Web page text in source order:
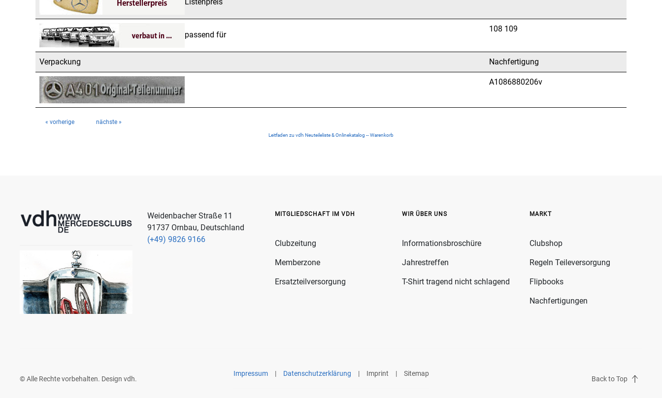
passend für
108 109
Verpackung Nachfertigung
A1086880206v
« vorherige nächste »
Leitfaden zu vdh Neuteileliste & Onlinekatalog -- Warenkorb
Weidenbacher Straße 11
91737 Ornbau, Deutschland
(+49) 9826 9166
MITGLIEDSCHAFT IM VDH
Clubzeitung
Memberzone
Ersatzteilversorgung
WIR ÜBER UNS
Informationsbroschüre
Jahrestreffen
T-Shirt tragend nicht schlagend
MARKT
Clubshop
Regeln Teileversorgung
Flipbooks
Nachfertigungen
© Alle Rechte vorbehalten. Design vdh.
Impressum| Datenschutzerklärung | Imprint | Sitemap
Back to Top